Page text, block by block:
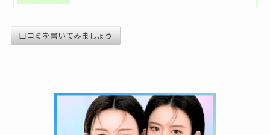
口コミを書いてみましょう